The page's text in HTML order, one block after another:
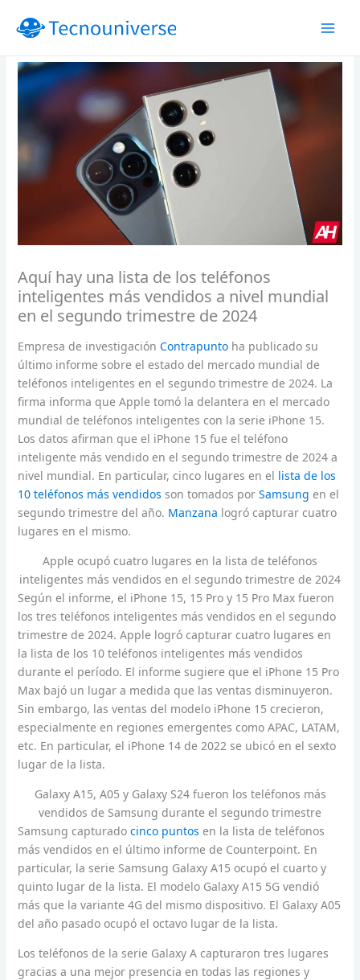
Aquí hay una lista de los teléfonos
inteligentes más vendidos a nivel mundial
en el segundo trimestre de 2024
Empresa de investigación Contrapuntoha publicado su
último informe sobre el estado del mercado mundial de
teléfonos inteligentes en el segundo trimestre de 2024. La
firma informa que Apple tomó la delantera en el mercado
mundial de teléfonos inteligentes con la serie iPhone 15.
Los datos afirman que el iPhone 15 fue el teléfono
inteligente más vendido en el segundo trimestre de 2024 a
nivel mundial. En particular, cinco lugares en el lista de los
10 teléfonos más vendidos son tomados por Samsung en el
segundo trimestre del año. Manzana logró capturar cuatro
lugares en el mismo.
Apple ocupó cuatro lugares en la lista de teléfonos
inteligentes más vendidos en el segundo trimestre de 2024
Según el informe, el iPhone 15, 15 Pro y 15 Pro Max fueron
los tres teléfonos inteligentes más vendidos en el segundo
trimestre de 2024. Apple logró capturar cuatro lugares en
la lista de los 10 teléfonos inteligentes más vendidos
durante el período. El informe sugiere que el iPhone 15 Pro
Max bajó un lugar a medida que las ventas disminuyeron.
Sin embargo, las ventas del modelo iPhone 15 crecieron,
especialmente en regiones emergentes como APAC, LATAM,
etc. En particular, el iPhone 14 de 2022 se ubicó en el sexto
lugar de la lista.
Galaxy A15, A05 y Galaxy S24 fueron los teléfonos más
vendidos de Samsung durante el segundo trimestre
Samsung capturado cinco puntos en la lista de teléfonos
más vendidos en el último informe de Counterpoint. En
particular, la serie Samsung Galaxy A15 ocupó el cuarto y
quinto lugar de la lista. El modelo Galaxy A15 5G vendió
más que la variante 4G del mismo dispositivo. El Galaxy A05
del año pasado ocupó el octavo lugar de la lista.
Los teléfonos de la serie Galaxy A capturaron tres lugares
gracias a una mejor presencia en todas las regiones y